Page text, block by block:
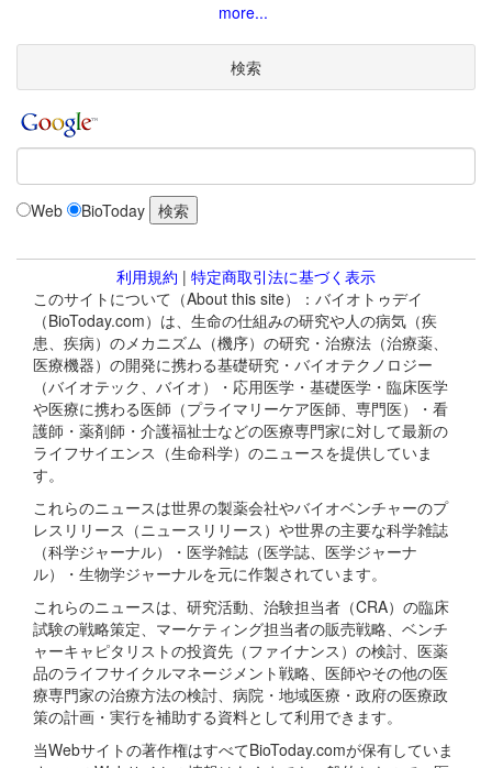
more...
検索
Web BioToday
利用規約 | 特定商取引法に基づく表示
このサイトについて（About this site）：バイオトゥデイ
（BioToday.com）は、生命の仕組みの研究や人の病気（疾
患、疾病）のメカニズム（機序）の研究・治療法（治療薬、
医療機器）の開発に携わる基礎研究・バイオテクノロジー
（バイオテック、バイオ）・応用医学・基礎医学・臨床医学
や医療に携わる医師（プライマリーケア医師、専門医）・看
護師・薬剤師・介護福祉士などの医療専門家に対して最新の
ライフサイエンス（生命科学）のニュースを提供していま
す。
これらのニュースは世界の製薬会社やバイオベンチャーのプ
レスリリース（ニュースリリース）や世界の主要な科学雑誌
（科学ジャーナル）・医学雑誌（医学誌、医学ジャーナ
ル）・生物学ジャーナルを元に作製されています。
これらのニュースは、研究活動、治験担当者（CRA）の臨床
試験の戦略策定、マーケティング担当者の販売戦略、ベンチ
ャーキャピタリストの投資先（ファイナンス）の検討、医薬
品のライフサイクルマネージメント戦略、医師やその他の医
療専門家の治療方法の検討、病院・地域医療・政府の医療政
策の計画・実行を補助する資料として利用できます。
当Webサイトの著作権はすべてBioToday.comが保有していま